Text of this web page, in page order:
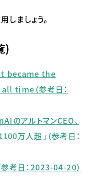
しましょう。
)
became the
time（参考日：
アルトマンCEO、
万人超」（参考日：
日：2023-04-20）